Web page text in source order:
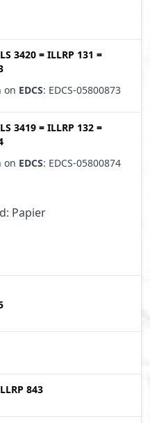
3420 = ILLRP 131 =
on EDCS: EDCS-05800873
3419 = ILLRP 132 =
on EDCS: EDCS-05800874
Papier
843